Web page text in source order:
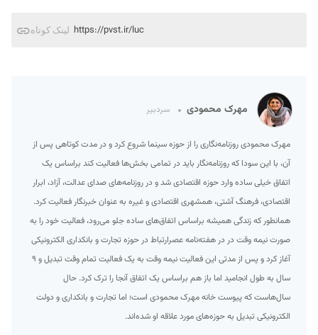
لینک کوتاه https://pvst.ir/luc
مهرک محمودی سردبیر
مهرک محمودی روزنامه‌نگاری را از حوزه سینما شروع کرد و در مدت کوتاهی پس از
آن، با این سودا که روزنامه‌نگار باید در تمامی بخش‌ها فعالیت کند براساس یک
اتفاق خیلی ساده وارد حوزه اقتصادی شد و در روزنامه‌های صدای عدالت، آزاد، ابرار
اقتصادی، فرهنگ آشتی، همشهری اقتصادی و غیره به عنوان خبرنگار فعالیت کرد.
همانطور که زندگی همیشه براساس اتفاق‌های ساده جلو می‌رود، فعالیت خود را به
صورت نیمه وقت در در هفته‌نامه عصرارتباط در حوزه تجارت و بانکداری الکترونیکی
آغاز کرد و پس از مدتی این فعالیت نیمه وقت به یک فعالیت تمام وقت تبدیل و ۹
سال به طول انجامید اما باز هم براساس یک اتفاق آنجا را ترک کرد. حال
سال‌هاست که پیوست خانه مهرک محمودی است؛ اما تجارت و بانکداری و دولت
الکترونیکی تبدیل به حوزه‌های مورد علاقه او شده‌اند.